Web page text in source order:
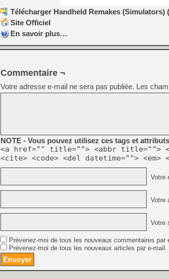
Télécharger Handheld Remakes (Simulators)
Site Officiel
En savoir plus…
Commentaire ¬
Votre adresse e-mail ne sera pas publiée. Les
NOTE - Vous pouvez utilisez ces tags et
<a href="" title=""> <abbr title="">
<cite> <code> <del datetime="">
Votre
Votre
Votre
Prévenez-moi de tous les nouveaux commentaires par
Prévenez-moi de tous les nouveaux articles par e-mail.